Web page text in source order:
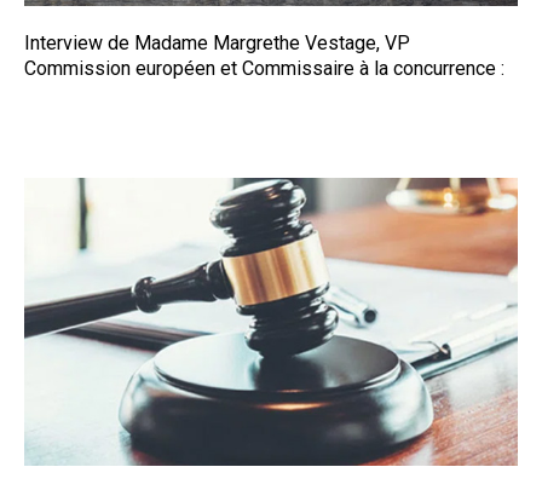
Interview de Madame Margrethe Vestage, VP
Commission européen et Commissaire à la concurrence :